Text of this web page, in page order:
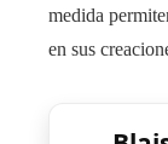
medida
en sus